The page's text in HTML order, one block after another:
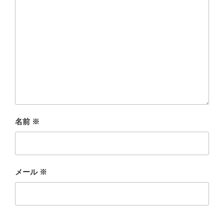
名前 ※
メール ※